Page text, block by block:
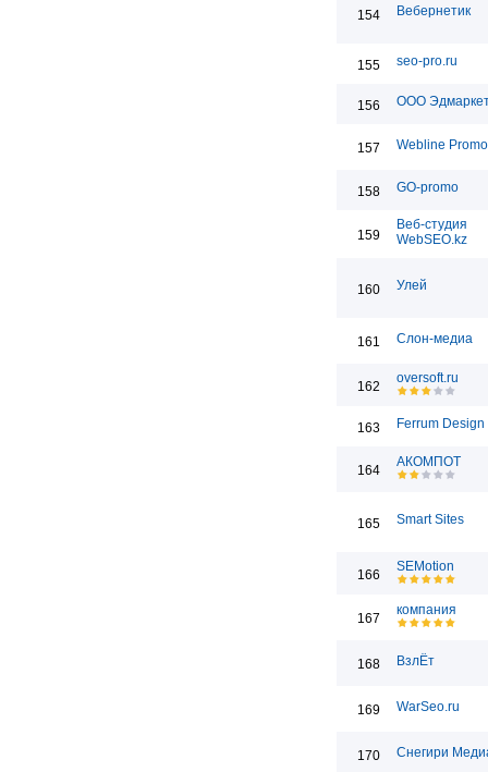
154 Вебернетик
155 seo-pro.ru
156 ООО
157 Webline
158 GO-promo
159
Веб-студия
WebSEO.kz
160 Улей
161 Слон-медиа
162
oversoft.ru
163 Ferrum Design
164
АКОМПОТ
165 Smart Sites
166
SEMotion
167
компания
168 ВзлЁт
169 WarSeo.ru
170 Снегири